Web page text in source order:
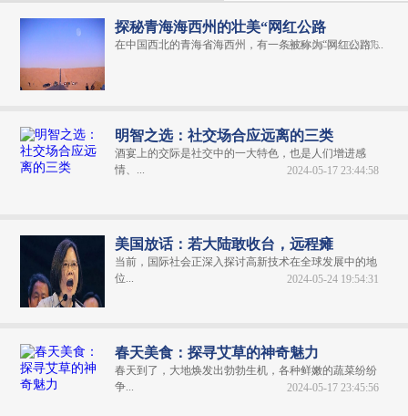
探秘青海海西州的壮美“网红公路
在中国西北的青海省海西州，有一条被称为“网红公路”...
2024-06-04 20:31:06
明智之选：社交场合应远离的三类
酒宴上的交际是社交中的一大特色，也是人们增进感
情、...
2024-05-17 23:44:58
美国放话：若大陆敢收台，远程瘫
当前，国际社会正深入探讨高新技术在全球发展中的地
位...
2024-05-24 19:54:31
春天美食：探寻艾草的神奇魅力
春天到了，大地焕发出勃勃生机，各种鲜嫩的蔬菜纷纷
争...
2024-05-17 23:45:56